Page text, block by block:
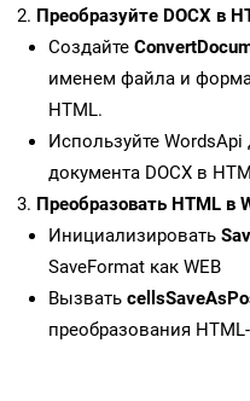
Преобразуйте DOCX в
Создайте
именем файла и
HTML.
Используйте
документа DOCX в
Преобразовать HTML в
Инициализировать
SaveFormat как WEB
Вызвать
преобразования